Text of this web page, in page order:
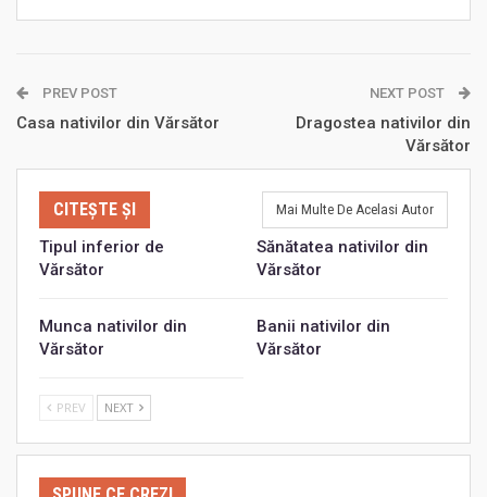
PREV POST
Casa nativilor din Vărsător
NEXT POST
Dragostea nativilor din
Vărsător
CITEȘTE ȘI Mai Multe De Acelasi Autor
Tipul inferior de
Vărsător
Sănătatea nativilor din
Vărsător
Munca nativilor din
Vărsător
Banii nativilor din
Vărsător
PREV NEXT